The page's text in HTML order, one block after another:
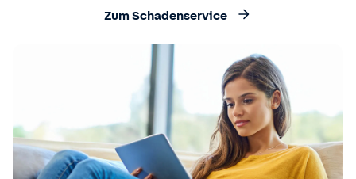
Zum Schadenservice